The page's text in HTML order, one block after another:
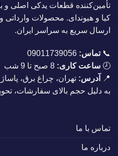
تأمین‌کننده قطعات یدکی اصلی و
کیا و هیوندای. محصولات
ارسال سریع به سراسر ایران.
📞تماس: 09011739056
🕗 ساعت کاری:
📍
آدرس: تهران، چراغ برق،
به دلیل حجم بالای سفارشات،
تماس با ما
درباره ما